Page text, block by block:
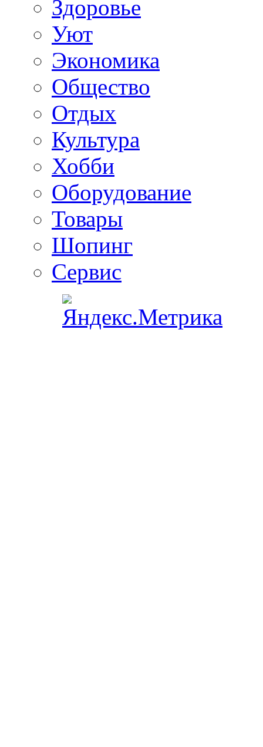
Здоровье
Уют
Экономика
Общество
Отдых
Культура
Хобби
Оборудование
Товары
Шопинг
Сервис